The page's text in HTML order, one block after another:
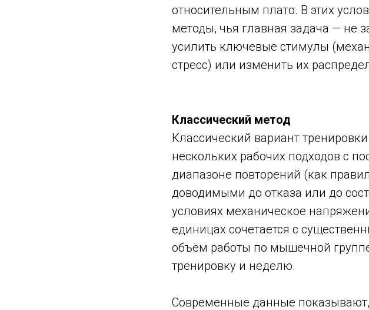
относительным плато. В этих
методы, чья главная задача — не
усилить ключевые стимулы
стресс) или изменить их
Классический метод
Классический вариант
нескольких рабочих подходов с
диапазоне повторений (как
доводимыми до отказа или до
условиях механическое
единицах сочетается с
объём работы по мышечной группе
тренировку и неделю.
Современные данные